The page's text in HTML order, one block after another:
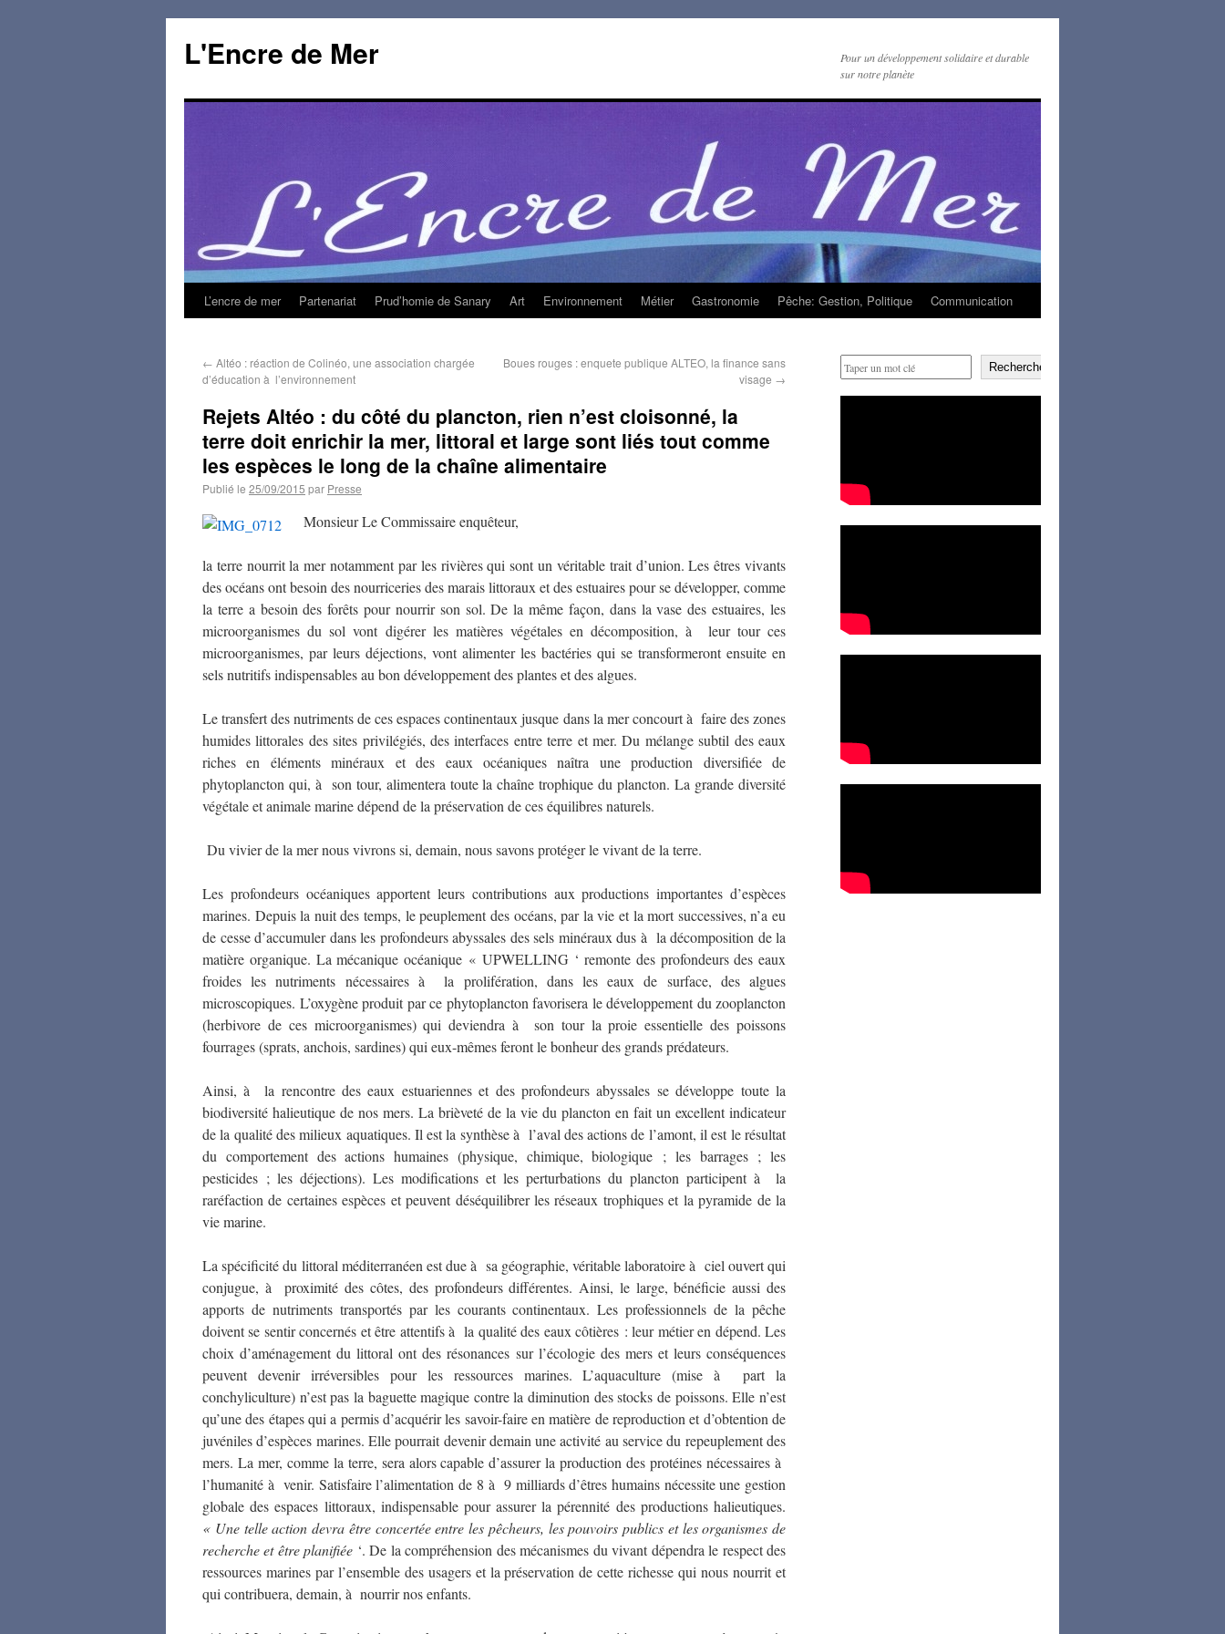
L'Encre de Mer
Pour un développement solidaire et durable
sur notre planète
L’encre de mer Partenariat Prud’homie de Sanary Art Environnement Métier Gastronomie Pêche: Gestion, Politique Communication
← Altéo : réaction de Colinéo, une association chargée
d’éducation à l’environnement
Boues rouges : enquete publique ALTEO, la finance sans
visage →
Rejets Altéo : du côté du plancton, rien n’est cloisonné, la
terre doit enrichir la mer, littoral et large sont liés tout comme
les espèces le long de la chaîne alimentaire
Publié le 25/09/2015 par Presse
Monsieur Le Commissaire enquêteur,
la terre nourrit la mer notamment par les rivières qui sont un véritable trait d’union. Les êtres vivants
des océans ont besoin des nourriceries des marais littoraux et des estuaires pour se développer, comme
la terre a besoin des forêts pour nourrir son sol. De la même façon, dans la vase des estuaires, les
microorganismes du sol vont digérer les matières végétales en décomposition, à leur tour ces
microorganismes, par leurs déjections, vont alimenter les bactéries qui se transformeront ensuite en
sels nutritifs indispensables au bon développement des plantes et des algues.
Le transfert des nutriments de ces espaces continentaux jusque dans la mer concourt à faire des zones
humides littorales des sites privilégiés, des interfaces entre terre et mer. Du mélange subtil des eaux
riches en éléments minéraux et des eaux océaniques naîtra une production diversifiée de
phytoplancton qui, à son tour, alimentera toute la chaîne trophique du plancton. La grande diversité
végétale et animale marine dépend de la préservation de ces équilibres naturels.
Du vivier de la mer nous vivrons si, demain, nous savons protéger le vivant de la terre.
Les profondeurs océaniques apportent leurs contributions aux productions importantes d’espèces
marines. Depuis la nuit des temps, le peuplement des océans, par la vie et la mort successives, n’a eu
de cesse d’accumuler dans les profondeurs abyssales des sels minéraux dus à la décomposition de la
matière organique. La mécanique océanique « UPWELLING ‘ remonte des profondeurs des eaux
froides les nutriments nécessaires à la prolifération, dans les eaux de surface, des algues
microscopiques. L’oxygène produit par ce phytoplancton favorisera le développement du zooplancton
(herbivore de ces microorganismes) qui deviendra à son tour la proie essentielle des poissons
fourrages (sprats, anchois, sardines) qui eux-mêmes feront le bonheur des grands prédateurs.
Ainsi, à la rencontre des eaux estuariennes et des profondeurs abyssales se développe toute la
biodiversité halieutique de nos mers. La brièveté de la vie du plancton en fait un excellent indicateur
de la qualité des milieux aquatiques. Il est la synthèse à l’aval des actions de l’amont, il est le résultat
du comportement des actions humaines (physique, chimique, biologique ; les barrages ; les
pesticides ; les déjections). Les modifications et les perturbations du plancton participent à la
raréfaction de certaines espèces et peuvent déséquilibrer les réseaux trophiques et la pyramide de la
vie marine.
La spécificité du littoral méditerranéen est due à sa géographie, véritable laboratoire à ciel ouvert qui
conjugue, à proximité des côtes, des profondeurs différentes. Ainsi, le large, bénéficie aussi des
apports de nutriments transportés par les courants continentaux. Les professionnels de la pêche
doivent se sentir concernés et être attentifs à la qualité des eaux côtières : leur métier en dépend. Les
choix d’aménagement du littoral ont des résonances sur l’écologie des mers et leurs conséquences
peuvent devenir irréversibles pour les ressources marines. L’aquaculture (mise à part la
conchyliculture) n’est pas la baguette magique contre la diminution des stocks de poissons. Elle n’est
qu’une des étapes qui a permis d’acquérir les savoir-faire en matière de reproduction et d’obtention de
juvéniles d’espèces marines. Elle pourrait devenir demain une activité au service du repeuplement des
mers. La mer, comme la terre, sera alors capable d’assurer la production des protéines nécessaires à
l’humanité à venir. Satisfaire l’alimentation de 8 à 9 milliards d’êtres humains nécessite une gestion
globale des espaces littoraux, indispensable pour assurer la pérennité des productions halieutiques.
« Une telle action devra être concertée entre les pêcheurs, les pouvoirs publics et les organismes de
recherche et être planifiée ‘. De la compréhension des mécanismes du vivant dépendra le respect des
ressources marines par l’ensemble des usagers et la préservation de cette richesse qui nous nourrit et
qui contribuera, demain, à nourrir nos enfants.
Rechercher